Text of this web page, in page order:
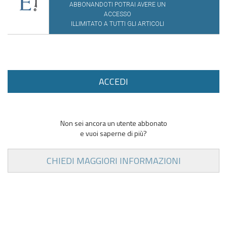
ABBONANDOTI POTRAI AVERE UN
ACCESSO
ILLIMITATO A TUTTI GLI ARTICOLI
ACCEDI
Non sei ancora un utente abbonato
e vuoi saperne di più?
CHIEDI MAGGIORI INFORMAZIONI